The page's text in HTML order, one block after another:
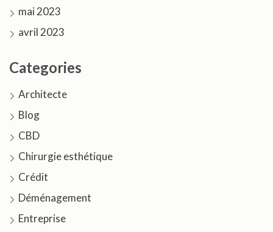
mai 2023
avril 2023
Categories
Architecte
Blog
CBD
Chirurgie esthétique
Crédit
Déménagement
Entreprise